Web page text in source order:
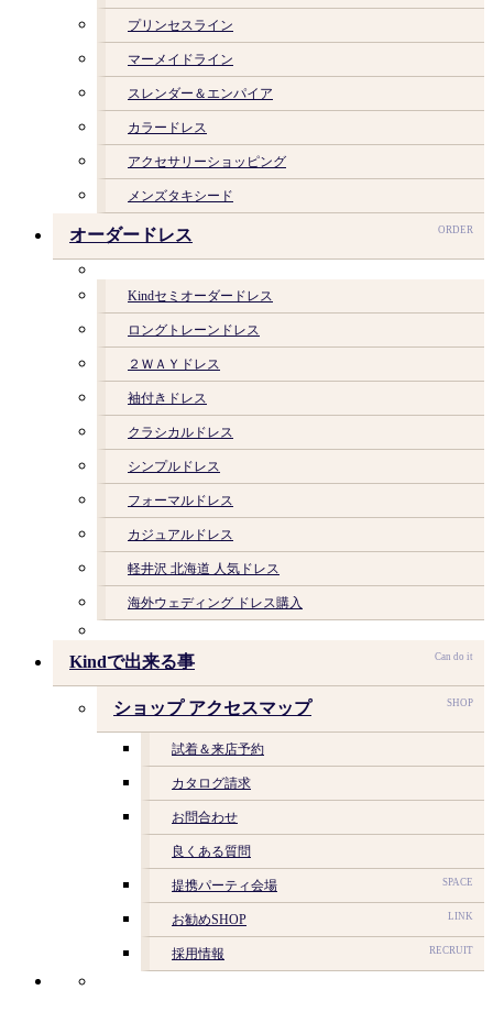
プリンセスライン
マーメイドライン
スレンダー＆エンパイア
カラードレス
アクセサリーショッピング
メンズタキシード
オーダードレス ORDER
Kindセミオーダードレス
ロングトレーンドレス
２ＷＡＹドレス
袖付きドレス
クラシカルドレス
シンプルドレス
フォーマルドレス
カジュアルドレス
軽井沢 北海道 人気ドレス
海外ウェディング ドレス購入
Kindで出来る事 Can do it
ショップ アクセスマップ SHOP
試着＆来店予約
カタログ請求
お問合わせ
良くある質問
提携パーティ会場 SPACE
お勧めSHOP LINK
採用情報 RECRUIT